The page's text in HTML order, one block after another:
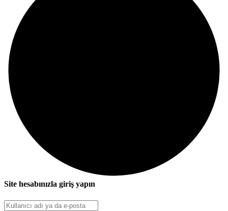
Site hesabınızla giriş yapın